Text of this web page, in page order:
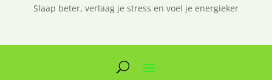
Slaap beter, verlaag je stress en voel je energieker